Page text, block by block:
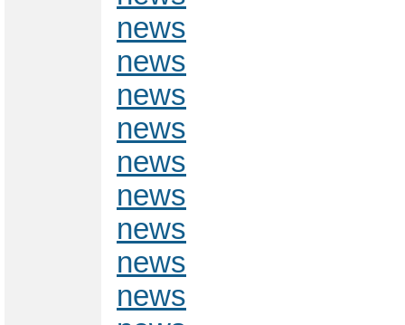
news
news
news
news
news
news
news
news
news